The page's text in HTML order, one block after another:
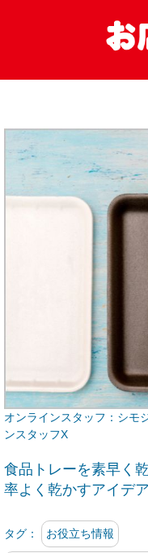
シモ
ンスタッフX
食品トレーを素早く
率よく乾かすアイデ
タグ： お役立ち情報